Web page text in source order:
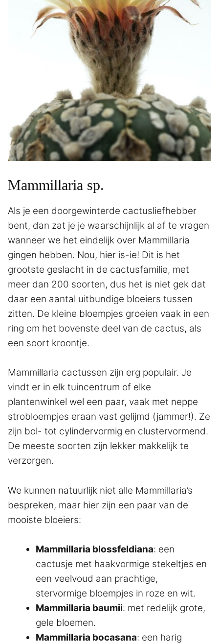
Mammillaria sp.
Als je een doorgewinterde cactusliefhebber
bent, dan zat je je waarschijnlijk al af te vragen
wanneer we het eindelijk over Mammillaria
gingen hebben. Nou, hier is-ie! Dit is het
grootste geslacht in de cactusfamilie, met
meer dan 200 soorten, dus het is niet gek dat
daar een aantal uitbundige bloeiers tussen
zitten. De kleine bloempjes groeien vaak in een
ring om het bovenste deel van de cactus, als
een soort kroontje.
Mammillaria cactussen zijn erg populair. Je
vindt er in elk tuincentrum of elke
plantenwinkel wel een paar, vaak met neppe
strobloempjes eraan vast gelijmd (jammer!). Ze
zijn bol- tot cylindervormig en clustervormend.
De meeste soorten zijn lekker makkelijk te
verzorgen.
We kunnen natuurlijk niet alle Mammillaria’s
bespreken, maar hier zijn een paar van de
mooiste bloeiers:
Mammillaria blossfeldiana: een
cactusje met haakvormige stekeltjes en
een veelvoud aan prachtige,
stervormige bloempjes in roze en wit.
Mammillaria baumii: met redelijk grote,
gele bloemen.
Mammillaria bocasana: een harig